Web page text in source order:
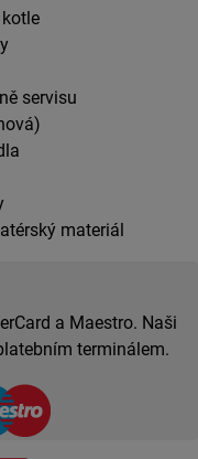
servisu
materiál
a Maestro. Naši
terminálem.